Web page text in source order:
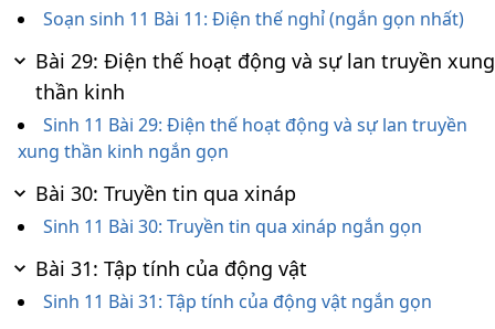
Soạn sinh 11 Bài 11: Điện thế nghỉ (ngắn gọn nhất)
Bài 29: Điện thế hoạt động và sự lan truyền xung
thần kinh
Sinh 11 Bài 29: Điện thế hoạt động và sự lan truyền
xung thần kinh ngắn gọn
Bài 30: Truyền tin qua xináp
Sinh 11 Bài 30: Truyền tin qua xináp ngắn gọn
Bài 31: Tập tính của động vật
Sinh 11 Bài 31: Tập tính của động vật ngắn gọn